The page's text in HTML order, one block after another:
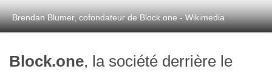
Brendan Blumer, cofondateur de Block.one - Wikimedia
Block.one, la société derrière le